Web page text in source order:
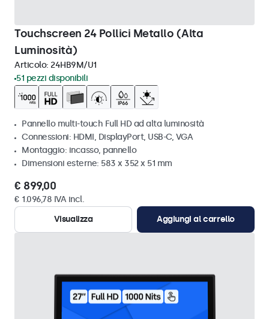
Touchscreen 24 Pollici Metallo (Alta
Luminosità)
Articolo: 24HB9M/U1
51 pezzi disponibili
Pannello multi-touch Full HD ad alta luminosità
Connessioni: HDMI, DisplayPort, USB-C, VGA
Montaggio: incasso, pannello
Dimensioni esterne: 583 x 352 x 51 mm
€ 899,00
€ 1.096,78 IVA incl.
Visualizza
Aggiungi al carrello